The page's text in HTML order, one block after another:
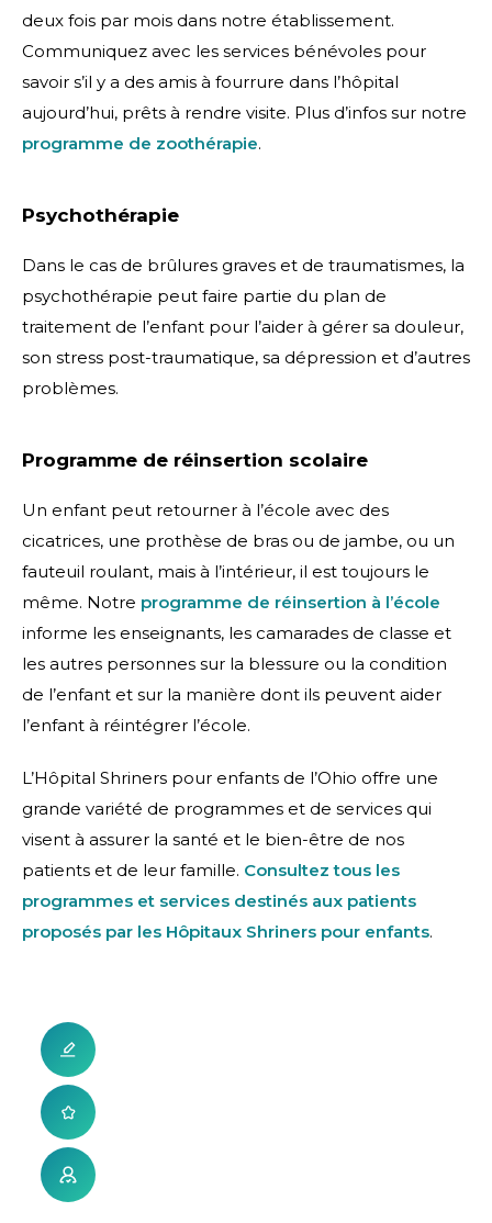
deux fois par mois dans notre établissement.
Communiquez avec les services bénévoles pour
savoir s’il y a des amis à fourrure dans l’hôpital
aujourd’hui, prêts à rendre visite. Plus d’infos sur notre
programme de zoothérapie.
Psychothérapie
Dans le cas de brûlures graves et de traumatismes, la
psychothérapie peut faire partie du plan de
traitement de l’enfant pour l’aider à gérer sa douleur,
son stress post-traumatique, sa dépression et d’autres
problèmes.
Programme de réinsertion scolaire
Un enfant peut retourner à l’école avec des
cicatrices, une prothèse de bras ou de jambe, ou un
fauteuil roulant, mais à l’intérieur, il est toujours le
même. Notre programme de réinsertion à l’école
informe les enseignants, les camarades de classe et
les autres personnes sur la blessure ou la condition
de l’enfant et sur la manière dont ils peuvent aider
l’enfant à réintégrer l’école.
L’Hôpital Shriners pour enfants de l’Ohio offre une
grande variété de programmes et de services qui
visent à assurer la santé et le bien-être de nos
patients et de leur famille. Consultez tous les
programmes et services destinés aux patients
proposés par les Hôpitaux Shriners pour enfants.